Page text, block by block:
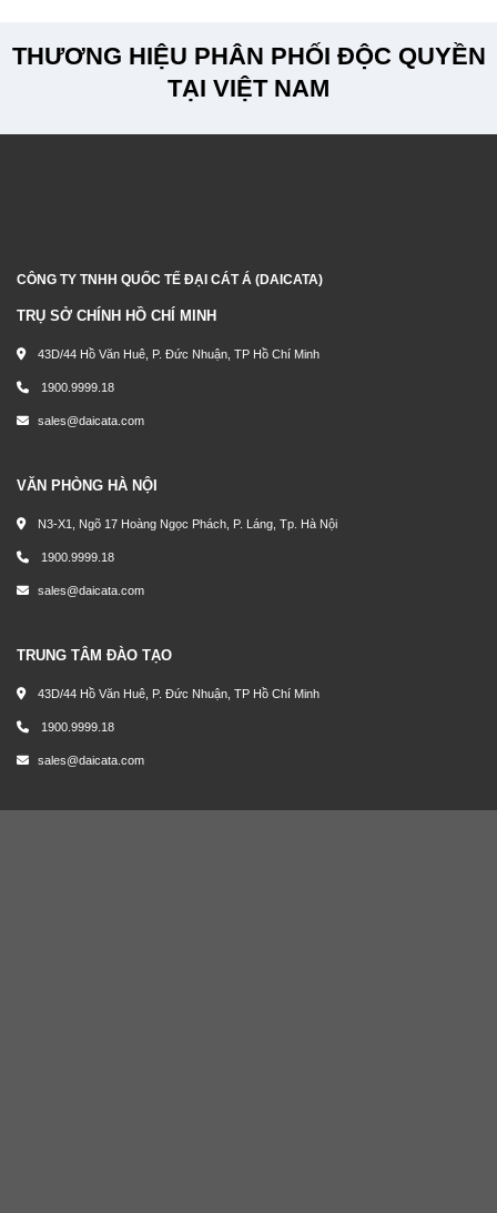
THƯƠNG HIỆU PHÂN PHỐI ĐỘC QUYỀN
TẠI VIỆT NAM
CÔNG TY TNHH QUỐC TẾ ĐẠI CÁT Á (DAICATA)
TRỤ SỞ CHÍNH HỒ CHÍ MINH
43D/44 Hồ Văn Huê, P. Đức Nhuận, TP Hồ Chí Minh
1900.9999.18
sales@daicata.com
VĂN PHÒNG HÀ NỘI
N3-X1, Ngõ 17 Hoàng Ngọc Phách, P. Láng, Tp. Hà Nội
1900.9999.18
sales@daicata.com
TRUNG TÂM ĐÀO TẠO
43D/44 Hồ Văn Huê, P. Đức Nhuận, TP Hồ Chí Minh
1900.9999.18
sales@daicata.com